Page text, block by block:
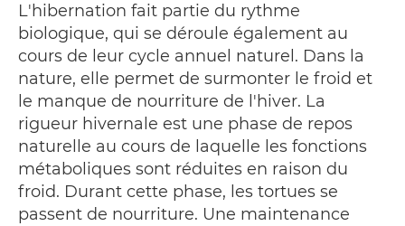
L'hibernation fait partie du rythme
biologique, qui se déroule également au
cours de leur cycle annuel naturel. Dans la
nature, elle permet de surmonter le froid et
le manque de nourriture de l'hiver. La
rigueur hivernale est une phase de repos
naturelle au cours de laquelle les fonctions
métaboliques sont réduites en raison du
froid. Durant cette phase, les tortues se
passent de nourriture. Une maintenance